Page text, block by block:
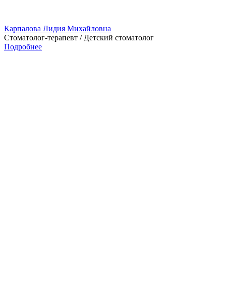
Карпалова Лидия Михайловна
Стоматолог-терапевт / Детский стоматолог
Подробнее